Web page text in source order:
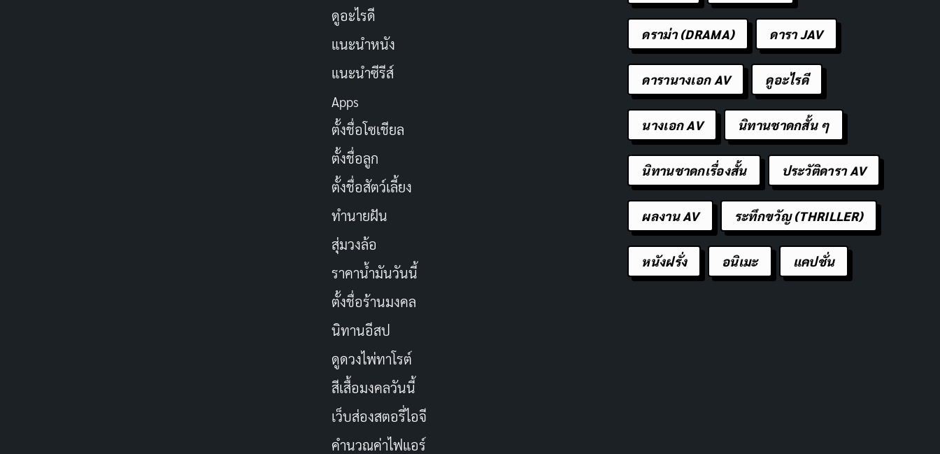
ดูอะไรดี
แนะนำหนัง
แนะนำซีรีส์
Apps
ตั้งชื่อโซเชียล
ตั้งชื่อลูก
ตั้งชื่อสัตว์เลี้ยง
ทำนายฝัน
สุ่มวงล้อ
ราคาน้ำมันวันนี้
ตั้งชื่อร้านมงคล
นิทานอีสป
ดูดวงไพ่ทาโรต์
สีเสื้อมงคลวันนี้
เว็บส่องสตอรี่ไอจี
คำนวณค่าไฟแอร์
ดราม่า (DRAMA) ดารา JAV
ดารานางเอก AV ดูอะไรดี
นางเอก AV นิทานชาดกสั้น ๆ
นิทานชาดกเรื่องสั้น ประวัติดารา AV
ผลงาน AV ระทึกขวัญ (THRILLER)
หนังฝรั่ง อนิเมะ แคปชั่น